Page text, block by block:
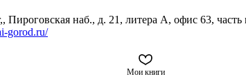
Мои книги
, Пироговская наб., д. 21, литера А, офис 63,
gorod.ru/